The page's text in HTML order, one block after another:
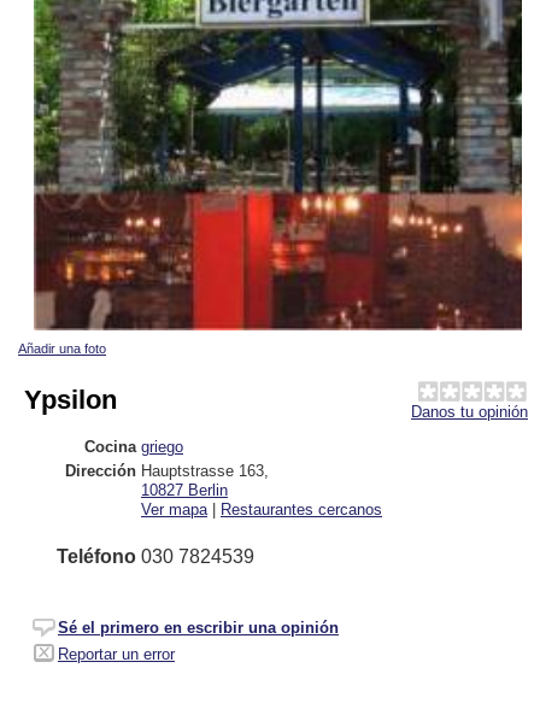
Añadir una foto
Danos tu opinión
Ypsilon
Cocina griego
Dirección Hauptstrasse 163,
10827 Berlin
Ver mapa| Restaurantes cercanos
Teléfono 030 7824539
Sé el primero en escribir una opinión
Reportar un error